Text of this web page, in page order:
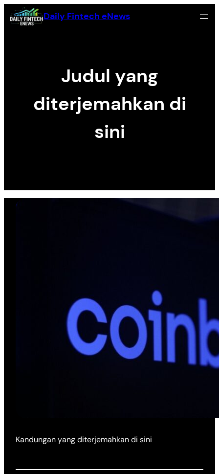
Skip
to
Daily Fintech eNews
Judul yang
diterjemahkan di
sini
Kandungan yang diterjemahkan di sini